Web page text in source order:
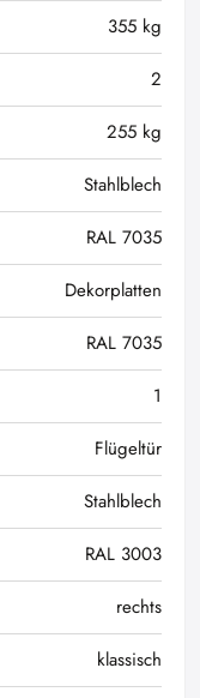
355 kg
2
255 kg
Stahlblech
RAL 7035
Dekorplatten
RAL 7035
1
Flügeltür
Stahlblech
RAL 3003
rechts
klassisch